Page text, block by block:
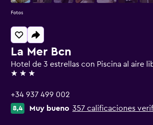
La Mer Bcn
Hotel de 3 estrellas con Piscina al aire
3 estrellas
+34 937 499 002
8,4 Muy bueno 357 calificaciones
Fotos